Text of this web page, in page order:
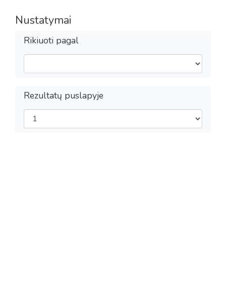
Nustatymai
Rikiuoti pagal
Rezultatų puslapyje